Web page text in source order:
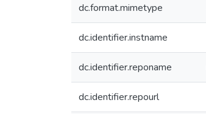
dc.format.mimetype
dc.identifier.instname
dc.identifier.reponame
dc.identifier.repourl